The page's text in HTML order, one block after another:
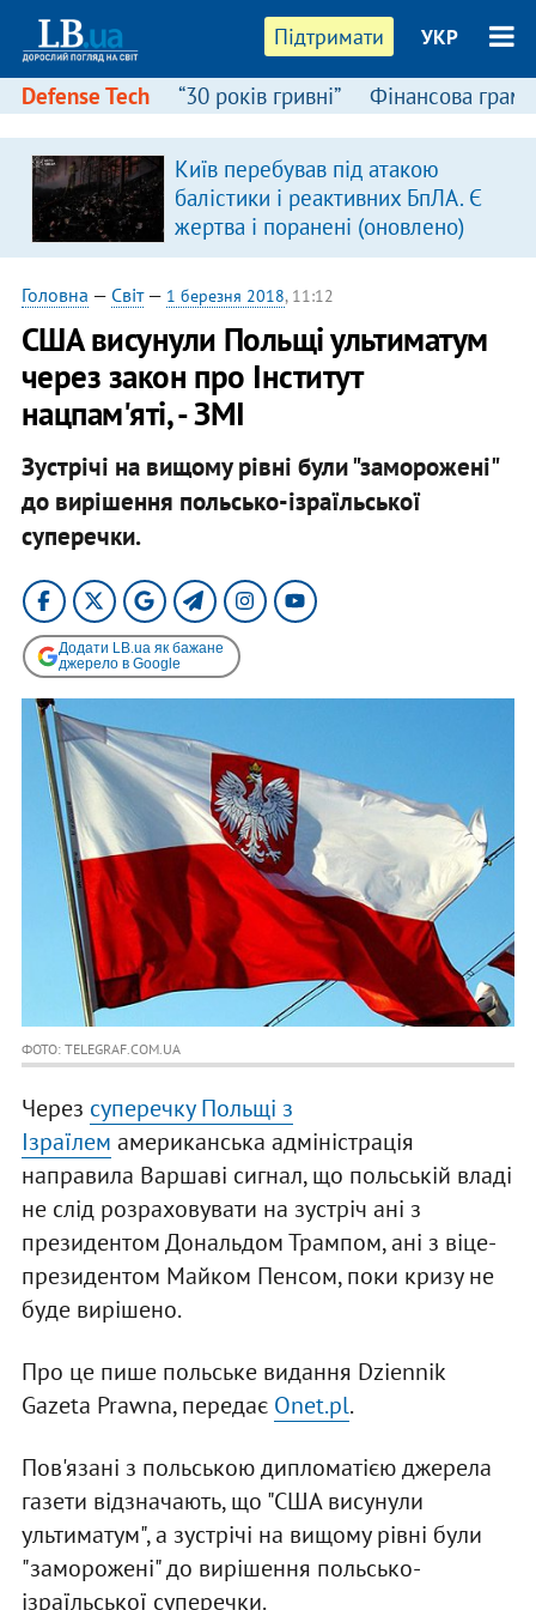
Підтримати УКР
Defense Tech “30 років гривні” Фінансова
Київ перебував під атакою
балістики і реактивних БпЛА. Є
жертва і поранені (оновлено)
Головна — Світ— 1 березня 2018, 11:12
США висунули Польщі ультиматум
через закон про Інститут
нацпам'яті, - ЗМІ
Зустрічі на вищому рівні були "заморожені"
до вирішення польсько-ізраїльської
суперечки.
Додати LB.ua як бажане
джерело в Google
ФОТО: TELEGRAF.COM.UA
Через суперечку Польщі з
Ізраїлем американська адміністрація
направила Варшаві сигнал, що польській владі
не слід розраховувати на зустріч ані з
президентом Дональдом Трампом, ані з віце-
президентом Майком Пенсом, поки кризу не
буде вирішено.
Про це пише польське видання Dziennik
Gazeta Prawna, передає Onet.pl.
Пов'язані з польською дипломатією джерела
газети відзначають, що "США висунули
ультиматум", а зустрічі на вищому рівні були
"заморожені" до вирішення польсько-
ізраїльської суперечки.